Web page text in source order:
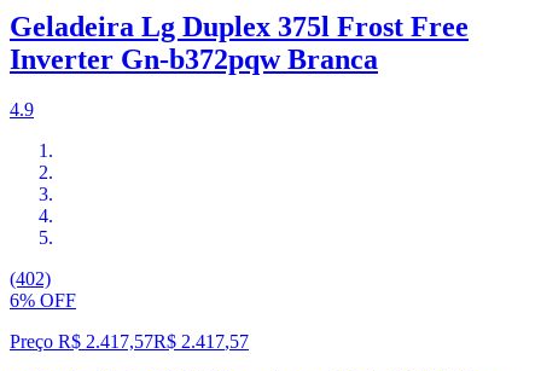
Geladeira Lg Duplex 375l Frost Free
Inverter Gn-b372pqw Branca
4.9
(402)
6% OFF
Preço R$ 2.417,57R$ 2.417,57